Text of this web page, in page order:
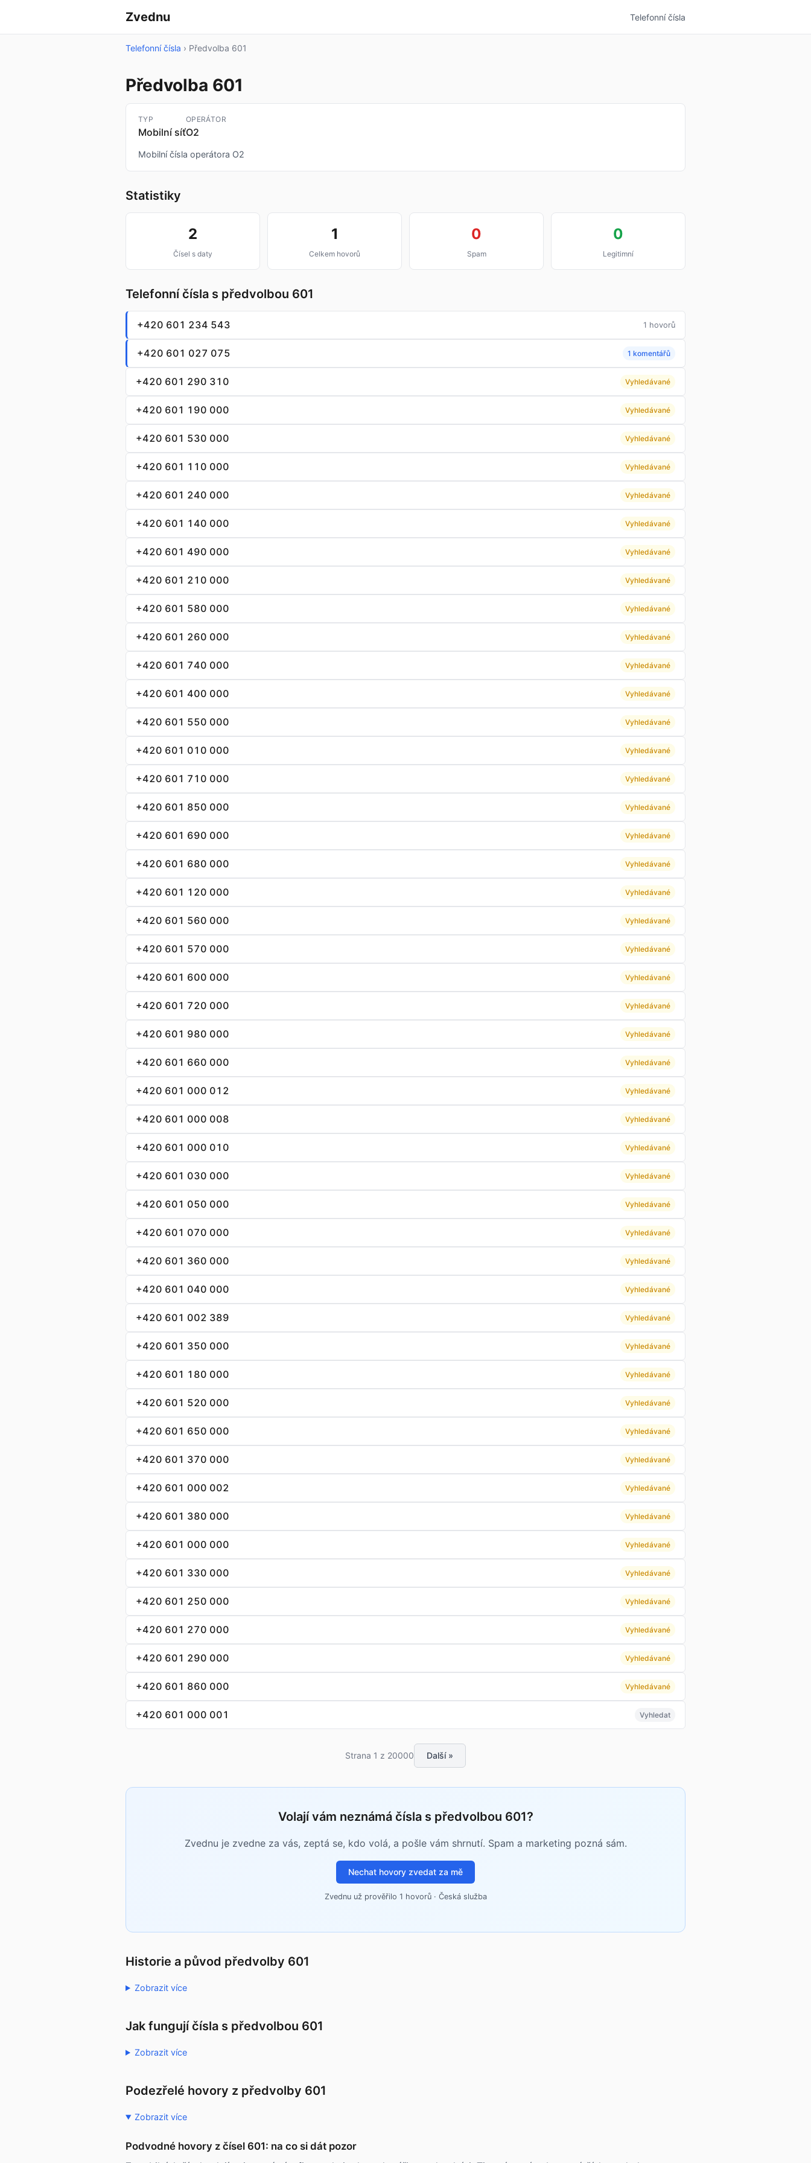
Zvednu Telefonní čísla
Telefonní čísla › Předvolba 601
Předvolba 601
TYP
Mobilní síť
OPERÁTOR
O2
Mobilní čísla operátora O2
Statistiky
2
Čísel s daty
1
Celkem hovorů
0
Spam
0
Legitimní
Telefonní čísla s předvolbou 601
+420 601 234 543 1 hovorů
+420 601 027 075 1 komentářů
+420 601 290 310 Vyhledávané
+420 601 190 000 Vyhledávané
+420 601 530 000 Vyhledávané
+420 601 110 000 Vyhledávané
+420 601 240 000 Vyhledávané
+420 601 140 000 Vyhledávané
+420 601 490 000 Vyhledávané
+420 601 210 000 Vyhledávané
+420 601 580 000 Vyhledávané
+420 601 260 000 Vyhledávané
+420 601 740 000 Vyhledávané
+420 601 400 000 Vyhledávané
+420 601 550 000 Vyhledávané
+420 601 010 000 Vyhledávané
+420 601 710 000 Vyhledávané
+420 601 850 000 Vyhledávané
+420 601 690 000 Vyhledávané
+420 601 680 000 Vyhledávané
+420 601 120 000 Vyhledávané
+420 601 560 000 Vyhledávané
+420 601 570 000 Vyhledávané
+420 601 600 000 Vyhledávané
+420 601 720 000 Vyhledávané
+420 601 980 000 Vyhledávané
+420 601 660 000 Vyhledávané
+420 601 000 012 Vyhledávané
+420 601 000 008 Vyhledávané
+420 601 000 010 Vyhledávané
+420 601 030 000 Vyhledávané
+420 601 050 000 Vyhledávané
+420 601 070 000 Vyhledávané
+420 601 360 000 Vyhledávané
+420 601 040 000 Vyhledávané
+420 601 002 389 Vyhledávané
+420 601 350 000 Vyhledávané
+420 601 180 000 Vyhledávané
+420 601 520 000 Vyhledávané
+420 601 650 000 Vyhledávané
+420 601 370 000 Vyhledávané
+420 601 000 002 Vyhledávané
+420 601 380 000 Vyhledávané
+420 601 000 000 Vyhledávané
+420 601 330 000 Vyhledávané
+420 601 250 000 Vyhledávané
+420 601 270 000 Vyhledávané
+420 601 290 000 Vyhledávané
+420 601 860 000 Vyhledávané
+420 601 000 001 Vyhledat
Strana 1 z 20000 Další »
Volají vám neznámá čísla s předvolbou 601?
Zvednu je zvedne za vás, zeptá se, kdo volá, a pošle vám shrnutí. Spam a marketing pozná sám.
Nechat hovory zvedat za mě
Zvednu už prověřilo 1 hovorů · Česká služba
Historie a původ předvolby 601
Zobrazit více
Jak fungují čísla s předvolbou 601
Zobrazit více
Podezřelé hovory z předvolby 601
Zobrazit více
Podvodné hovory z čísel 601: na co si dát pozor